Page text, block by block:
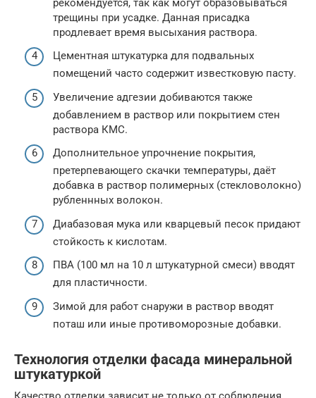
рекомендуется, так как могут образовываться
трещины при усадке. Данная присадка
продлевает время высыхания раствора.
Цементная штукатурка для подвальных
помещений часто содержит известковую пасту.
Увеличение адгезии добиваются также
добавлением в раствор или покрытием стен
раствора КМС.
Дополнительное упрочнение покрытия,
претерпевающего скачки температуры, даёт
добавка в раствор полимерных (стекловолокно)
рубленнных волокон.
Диабазовая мука или кварцевый песок придают
стойкость к кислотам.
ПВА (100 мл на 10 л штукатурной смеси) вводят
для пластичности.
Зимой для работ снаружи в раствор вводят
поташ или иные противоморозные добавки.
Технология отделки фасада минеральной
штукатуркой